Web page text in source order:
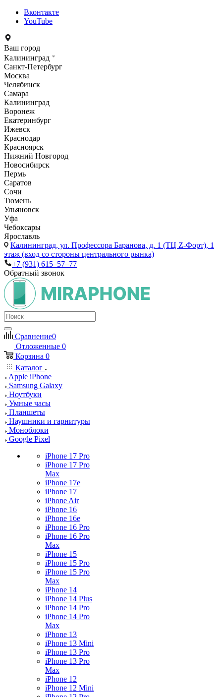
Вконтакте
YouTube
Ваш город
Калининград
Санкт-Петербург
Москва
Челябинск
Самара
Калининград
Воронеж
Екатеринбург
Ижевск
Краснодар
Красноярск
Нижний Новгород
Новосибирск
Пермь
Саратов
Сочи
Тюмень
Ульяновск
Уфа
Чебоксары
Ярославль
Калининград, ул. Профессора Баранова, д. 1 (ТЦ Z-Форт), 1
этаж (вход со стороны центрального рынка)
+7 (931) 615‒57‒77
Обратный звонок
Сравнение0
Отложенные 0
Корзина 0
Каталог
Apple iPhone
Samsung Galaxy
Ноутбуки
Умные часы
Планшеты
Наушники и гарнитуры
Моноблоки
Google Pixel
iPhone 17 Pro
iPhone 17 Pro
Max
iPhone 17e
iPhone 17
iPhone Air
iPhone 16
iPhone 16e
iPhone 16 Pro
iPhone 16 Pro
Max
iPhone 15
iPhone 15 Pro
iPhone 15 Pro
Max
iPhone 14
iPhone 14 Plus
iPhone 14 Pro
iPhone 14 Pro
Max
iPhone 13
iPhone 13 Mini
iPhone 13 Pro
iPhone 13 Pro
Max
iPhone 12
iPhone 12 Mini